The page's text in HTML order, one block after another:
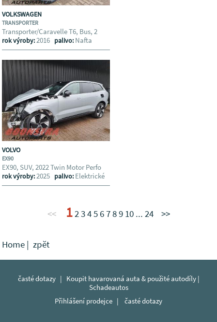
VOLKSWAGEN
TRANSPORTER
Transporter/Caravelle T6, Bus, 2
rok výroby:2016 palivo: Nafta
VOLVO
EX90
EX90, SUV, 2022 Twin Motor Perfo
rok výroby:2025 palivo: Elektrické
<< 12345 6789 10... 24 >>
Home |zpĕt
časté dotazy| Koupit havarovaná auta & použité autodíly |
Schadeautos
Přihlášení prodejce | časté dotazy